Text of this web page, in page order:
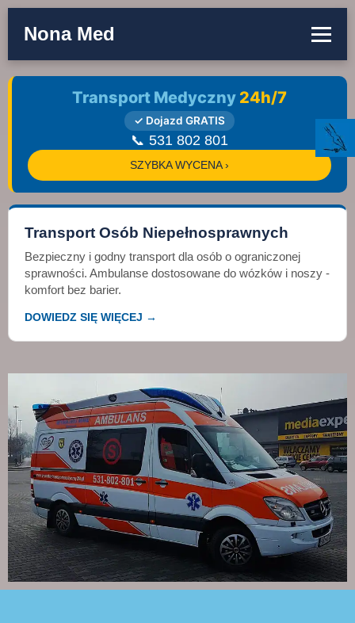
Nona Med
Transport Medyczny 24h/7
✓ Dojazd GRATIS
📞 531 802 801
SZYBKA WYCENA ›
Transport Osób Niepełnosprawnych
Bezpieczny i godny transport dla osób o ograniczonej
sprawności. Ambulanse dostosowane do wózków i noszy -
komfort bez barier.
DOWIEDZ SIĘ WIĘCEJ →